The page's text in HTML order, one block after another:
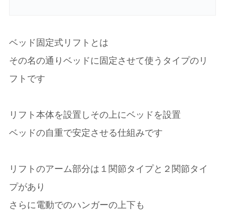
ベッド固定式リフトとは
その名の通りベッドに固定させて使うタイプのリ
フトです
リフト本体を設置しその上にベッドを設置
ベッドの自重で安定させる仕組みです
リフトのアーム部分は１関節タイプと２関節タイ
プがあり
さらに電動でのハンガーの上下も